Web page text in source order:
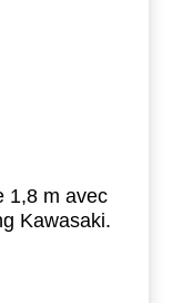
1,8 m avec
Kawasaki.